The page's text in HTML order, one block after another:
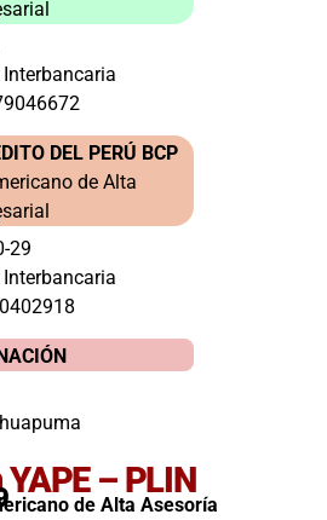
DEL PERÚ BCP
de Alta
29
– PLIN
de Alta Asesoría